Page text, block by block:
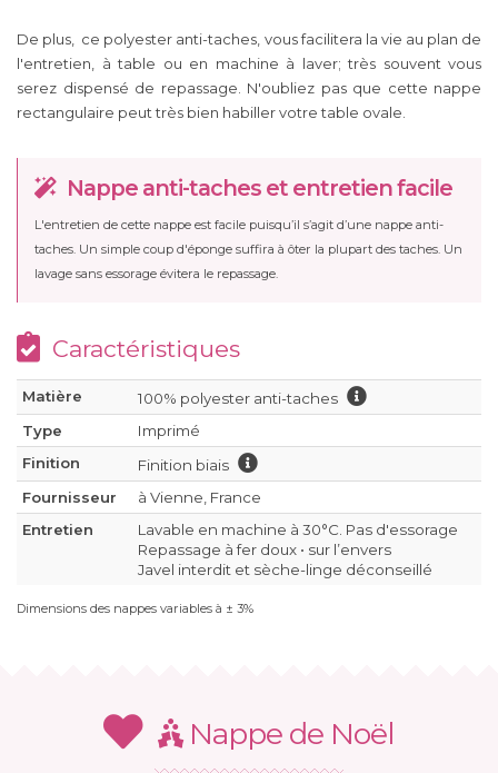
De plus, ce polyester anti-taches, vous facilitera la vie au plan de
l'entretien, à table ou en machine à laver; très souvent vous
serez dispensé de repassage. N'oubliez pas que cette nappe
rectangulaire peut très bien habiller votre table ovale.
Nappe anti-taches et entretien facile
L'entretien de cette nappe est facile puisqu’il s’agit d’une nappe anti-
taches. Un simple coup d'éponge suffira à ôter la plupart des taches. Un
lavage sans essorage évitera le repassage.
Caractéristiques
Matière
100% polyester anti-taches
Type
Imprimé
Finition
Finition biais
Fournisseur
à Vienne, France
Entretien
Lavable en machine à 30°C. Pas d'essorage
Repassage à fer doux • sur l’envers
Javel interdit et sèche-linge déconseillé
Dimensions des nappes variables à ± 3%
Nappe de Noël